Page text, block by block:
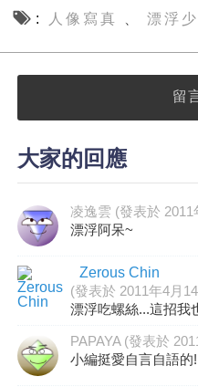
人像寫真 漂浮
留
大家的回應
凌逸雲 (發表於 2011
漂浮阿呆~
Zerous Chin
(發表於 2011年4月
漂浮吃螺絲...這招我
PAPAYA (發表於
小編挺愛自言自語的